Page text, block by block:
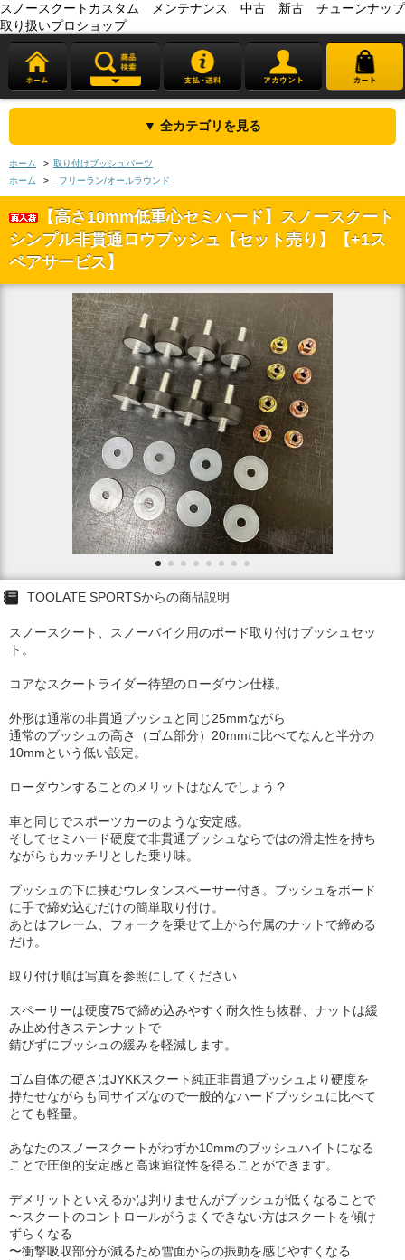
スノースクートカスタム メンテナンス 中古 新古 チューンナップ
取り扱いプロショップ
▼ 全カテゴリを見る
ホーム > 取り付けブッシュパーツ
ホーム
> フリーラン/オールラウンド
【高さ10mm低重心セミハード】スノースクート
シンプル非貫通ロウブッシュ【セット売り】【+1ス
ペアサービス】
TOOLATE SPORTSからの商品説明
スノースクート、スノーバイク用のボード取り付けブッシュセッ
ト。
コアなスクートライダー待望のローダウン仕様。
外形は通常の非貫通ブッシュと同じ25mmながら
通常のブッシュの高さ（ゴム部分）20mmに比べてなんと半分の
10mmという低い設定。
ローダウンすることのメリットはなんでしょう？
車と同じでスポーツカーのような安定感。
そしてセミハード硬度で非貫通ブッシュならではの滑走性を持ち
ながらもカッチリとした乗り味。
ブッシュの下に挟むウレタンスペーサー付き。ブッシュをボード
に手で締め込むだけの簡単取り付け。
あとはフレーム、フォークを乗せて上から付属のナットで締める
だけ。
取り付け順は写真を参照にしてください
スペーサーは硬度75で締め込みやすく耐久性も抜群、ナットは緩
み止め付きステンナットで
錆びずにブッシュの緩みを軽減します。
ゴム自体の硬さはJYKKスクート純正非貫通ブッシュより硬度を
持たせながらも同サイズなので一般的なハードブッシュに比べて
とても軽量。
あなたのスノースクートがわずか10mmのブッシュハイトになる
ことで圧倒的安定感と高速追従性を得ることができます。
デメリットといえるかは判りませんがブッシュが低くなることで
〜スクートのコントロールがうまくできない方はスクートを傾け
ずらくなる
〜衝撃吸収部分が減るため雪面からの振動を感じやすくなる